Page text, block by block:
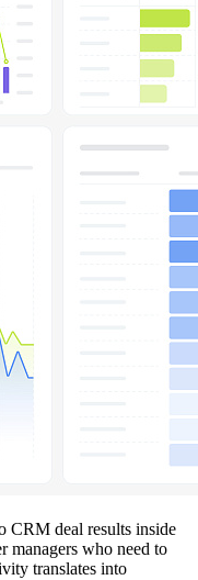
CRM deal results inside
managers who need to
translates into